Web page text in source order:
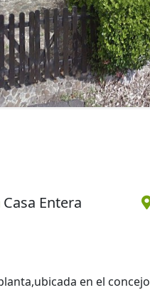
Casa Entera
en el